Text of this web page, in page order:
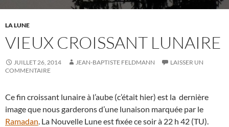
LA LUNE
VIEUX CROISSANT LUNAIRE
JUILLET 26, 2014 JEAN-BAPTISTE FELDMANN
LAISSER UN
COMMENTAIRE
Ce fin croissant lunaire à l’aube (c’était hier) est la dernière
image que nous garderons d’une lunaison marquée par le
Ramadan . La Nouvelle Lune est fixée ce soir à 22 h 42 (TU).